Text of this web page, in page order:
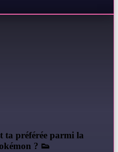
ta préférée parmi la
? 👟